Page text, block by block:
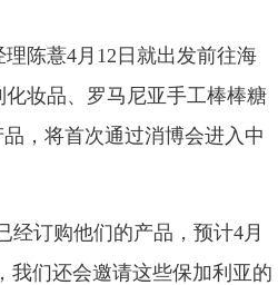
陈薏4月12日就出发前往海
妆品、罗马尼亚手工棒棒糖
，将首次通过消博会进入中
经订购他们的产品，预计4月
我们还会邀请这些保加利亚的